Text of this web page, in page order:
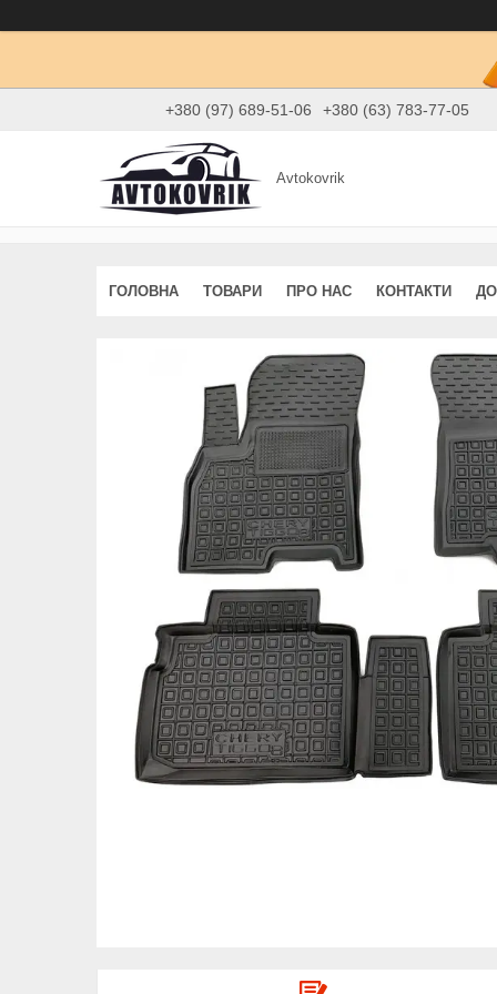
+380 (97) 689-51-06 +380 (63) 783-77-05
Avtokovrik
ГОЛОВНА ТОВАРИ ПРО НАС КОНТАКТИ